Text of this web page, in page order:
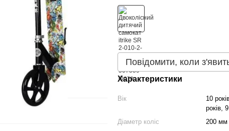
Повідомити, коли
Характеристики
Вік
10
років,
Діаметр коліс
200 мм